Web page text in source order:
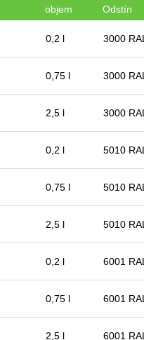
objem Odstín
0,2 l 3000 RAL
0,75 l 3000 RAL
2,5 l 3000 RAL
0,2 l 5010 RAL
0,75 l 5010 RAL
2,5 l 5010 RAL
0,2 l 6001 RAL
0,75 l 6001 RAL
2,5 l 6001 RAL